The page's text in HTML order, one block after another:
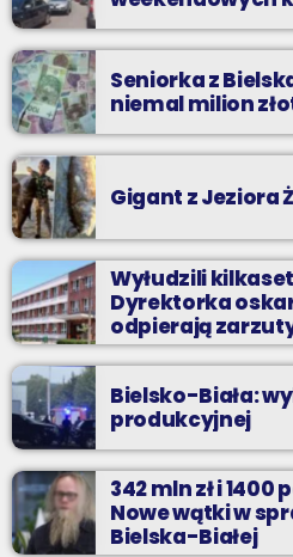
Seniorka z
niemal milion
Gigant z Jeziora
Wyłudzili
Dyrektorka
odpierają
Bielsko-Biała:
produkcyjnej
342 mln zł i
Nowe wątki w
Bielska-Białej